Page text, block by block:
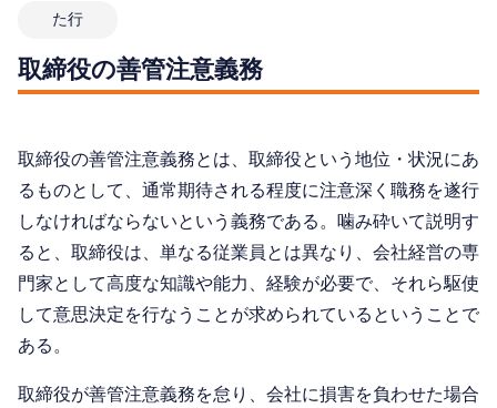
た行
取締役の善管注意義務
取締役の善管注意義務とは、取締役という地位・状況にあ
るものとして、通常期待される程度に注意深く職務を遂行
しなければならないという義務である。噛み砕いて説明す
ると、取締役は、単なる従業員とは異なり、会社経営の専
門家として高度な知識や能力、経験が必要で、それら駆使
して意思決定を行なうことが求められているということで
ある。
取締役が善管注意義務を怠り、会社に損害を負わせた場合